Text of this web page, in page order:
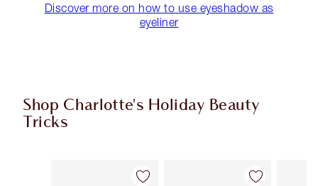
Discover more on how to use eyeshadow as
eyeliner
Shop Charlotte's Holiday Beauty
Tricks
Artículo 1 de 8 Artículo 2 de 8